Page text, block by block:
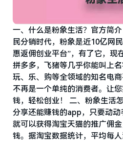
一、什么是粉象生活？官方简
民分销时代，粉象是近10亿网
惠返佣创业平台”，有了它，现
拼多多，飞猪等几乎你能叫上名
玩、乐、购等全领域的知名电
不再是一个单纯的消费者。让
钱，轻松创业！ 二、粉象生活
分享还能赚钱的app，只要动
就可以获得淘宝天猫的推广佣
钱。据淘宝数据统计，平均每